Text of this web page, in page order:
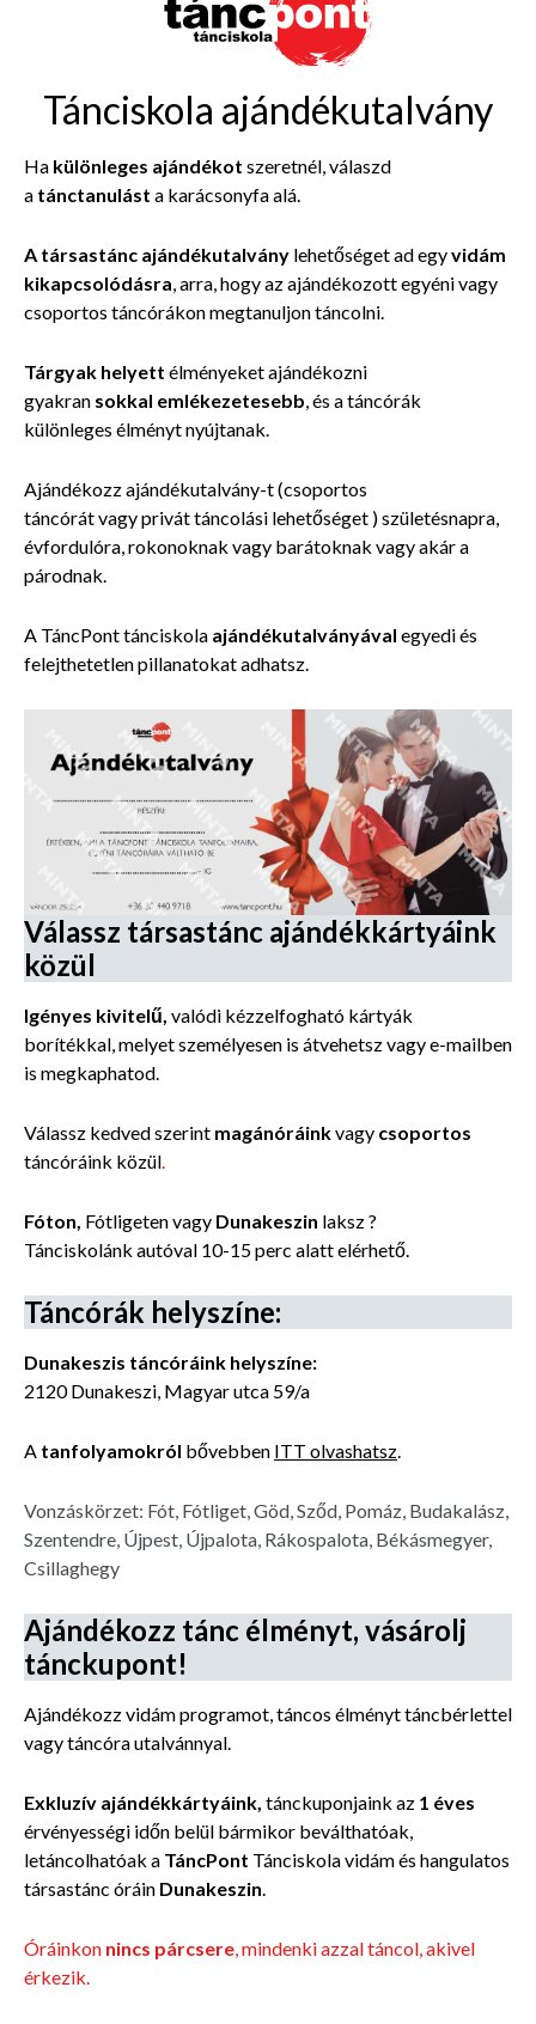
Tánciskola ajándékutalvány
Ha különleges ajándékot szeretnél, válaszd
a tánctanulást a karácsonyfa alá.
A társastánc ajándékutalvány lehetőséget ad egyvidám
kikapcsolódásra, arra, hogy az ajándékozott egyéni vagy
csoportos táncórákon megtanuljon táncolni.
Tárgyak helyett élményeket ajándékozni
gyakran sokkal emlékezetesebb, és a táncórák
különleges élménytnyújtanak.
Ajándékozzajándékutalvány-t (csoportos
táncórát vagy priváttáncolási lehetőséget ) születésnapra,
évfordulóra, rokonoknak vagy barátoknak vagy akár a
párodnak.
A TáncPont tánciskola ajándékutalványával egyedi és
felejthetetlen pillanatokat adhatsz.
Válassz társastánc ajándékkártyáink
közül
Igényes kivitelű, valódi kézzelfogható kártyák
borítékkal,melyet személyesen is átvehetsz vagy e-mailben
is megkaphatod.
Válassz kedved szerint magánóráinkvagy csoportos
táncóráink közül.
Fóton, Fótligeten vagy Dunakeszin laksz ?
Tánciskolánk autóval 10-15 perc alatt elérhető.
Táncórák helyszíne:
Dunakeszis táncóráink helyszíne:
2120 Dunakeszi, Magyar utca 59/a
A tanfolyamokról bővebben ITT olvashatsz.
Vonzáskörzet: Fót, Fótliget, Göd, Sződ, Pomáz, Budakalász,
Szentendre, Újpest, Újpalota, Rákospalota, Békásmegyer,
Csillaghegy
Ajándékozz tánc élményt, vásárolj
tánckupont!
Ajándékozz vidám programot, táncos élményt táncbérlettel
vagy táncóra utalvánnyal.
Exkluzív ajándékkártyáink, tánckuponjaink az 1 éves
érvényességi időn belül bármikor beválthatóak,
letáncolhatóak a TáncPont Tánciskolavidám és hangulatos
társastánc óráin Dunakeszin.
Óráinkon nincs párcsere, mindenki azzal táncol, akivel
érkezik.